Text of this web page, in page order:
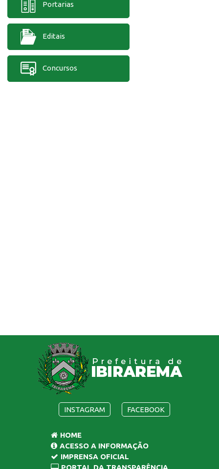
Portarias
Editais
Concursos
INSTAGRAM FACEBOOK
HOME
ACESSO A INFORMAÇÃO
IMPRENSA OFICIAL
PORTAL DA TRANSPARÊNCIA